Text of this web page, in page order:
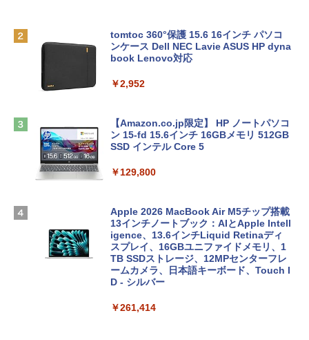
tomtoc 360°保護 15.6 16インチ パソコ
ンケース Dell NEC Lavie ASUS HP dyna
book Lenovo対応
￥2,952
【Amazon.co.jp限定】 HP ノートパソコ
ン 15-fd 15.6インチ 16GBメモリ 512GB
SSD インテル Core 5
￥129,800
Apple 2026 MacBook Air M5チップ搭載
13インチノートブック：AIとApple Intell
igence、13.6インチLiquid Retinaディ
スプレイ、16GBユニファイドメモリ、1
TB SSDストレージ、12MPセンターフレ
ームカメラ、日本語キーボード、Touch I
D - シルバー
￥261,414